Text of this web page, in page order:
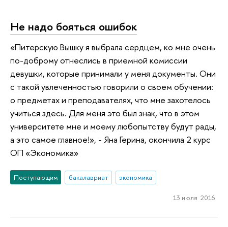
Не надо бояться ошибок
«Питерскую Вышку я выбрала сердцем, ко мне очень
по-доброму отнеслись в приемной комиссии
девушки, которые принимали у меня документы. Они
с такой увлеченностью говорили о своем обучении:
о предметах и преподавателях, что мне захотелось
учиться здесь. Для меня это был знак, что в этом
университете мне и моему любопытству будут рады,
а это самое главное!», - Яна Герина, окончила 2 курс
ОП «Экономика»
Поступающим бакалавриат экономика
13 июля 2016